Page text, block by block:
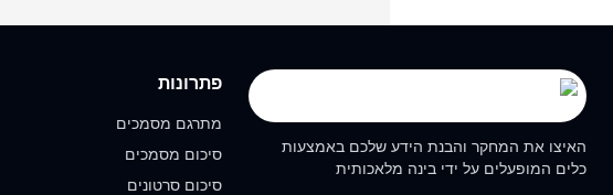
האיצו את המחקר והבנת הידע שלכם באמצעות
כלים המופעלים על ידי בינה מלאכותית
פתרונות
מתרגם מסמכים
סיכום מסמכים
סיכום סרטונים